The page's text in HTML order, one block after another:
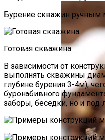
Бурение скважин ручным
Готовая скважина.
В зависимости от
выполнять скважины
глубине бурения 3-4м),
буронабивного
заборы, беседки, но и под